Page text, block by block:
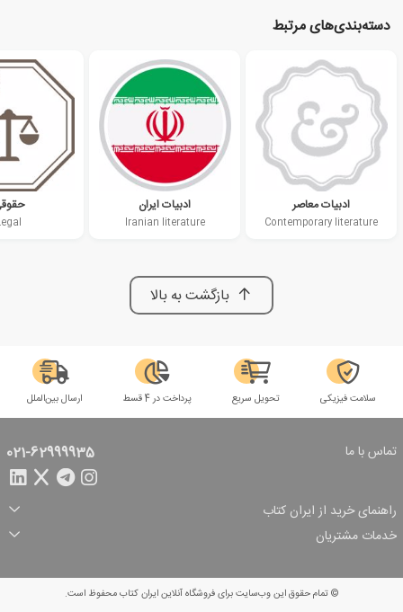
دسته‌بندی‌های مرتبط
ادبیات معاصر
Contemporary literature
ادبیات ایران
Iranian literature
بازگشت به بالا
سلامت فیزیکی تحویل سریع پرداخت در 4 قسط ارسال بین‌الملل
تماس با ما 021-62999935
راهنمای خرید از ایران کتاب
ثبت سفارش
شرایط ارسال سفارش
شیوه پرداخت
تخفیف‌های خرید
خدمات مشتریان
© تمام حقوق این وب‌سایت برای فروشگاه آنلاین ایران کتاب محفوظ است.